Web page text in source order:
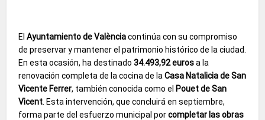
ElAyuntamiento de Valènciacontinúa con su compromiso
de preservar y mantener el patrimonio histórico de la ciudad.
En esta ocasión, ha destinado34.493,92 eurosa la
renovación completa de la cocina de laCasa Natalicia de San
Vicente Ferrer, también conocida como el Pouet de San
Vicent . Esta intervención, que concluirá en septiembre,
forma parte del esfuerzo municipal porcompletar las obras